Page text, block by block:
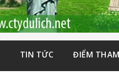
TIN TỨC ĐIỂM